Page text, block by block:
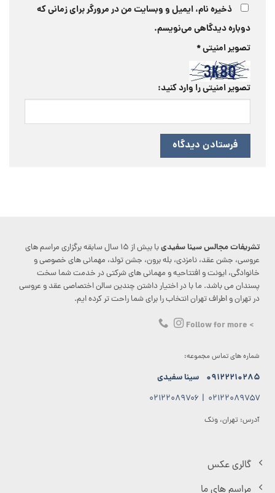
ذخیره نام، ایمیل و وبسایت من در مرورگر برای زمانی که
دوباره دیدگاهی می‌نویسم.
تصویر امنیتی*
تصویر امنیتی را وارد کنید:
تشریفات مجالس سینا سفیدی
با بیش از ۱۵ سال سابقه برگزاری مراسم های
عروسی، جشن عقد، نامزدی، بله برون، جشن تولد، مهمانی های خصوصی و
خانوادگی، ایونت و افتتاحیه و مهمانی های شرکتی در خدمت شما سخت
پسندان می باشد. ما با در اختیار داشتن چندین سالن اختصاصی عقد و عروسی
در تهران و اطراف تهران انتخاب را برای شما راحت تر کرده ایم.
> Follow for more
شماره های تماس مجموعه:
۰۹۱۲۲۲۱۰۲۸۵ سینا سفیدی
۰۲۱۲۲۰۸۹۷۵۷ | ۰۲۱۲۲۰۸۹۷۰۶
آدرس: تهران، ونک
گالری عکس